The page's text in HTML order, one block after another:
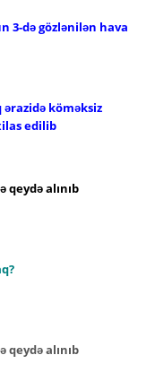
3-də gözlənilən hava
ərazidə köməksiz
edilib
qeydə alınıb
qeydə alınıb